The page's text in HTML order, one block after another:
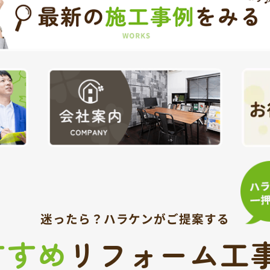
迷ったら？ ハラケンがご提案する
め リフォーム工